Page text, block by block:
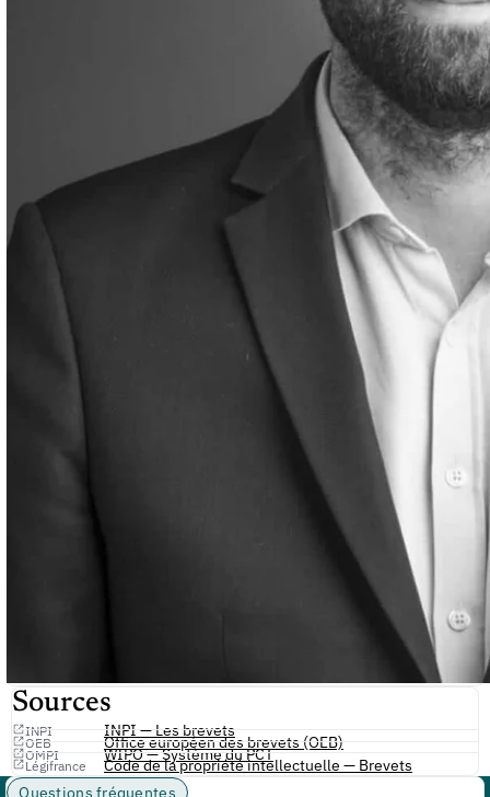
Sources
INPI INPI — Les brevets
OEB Office européen des brevets (OEB)
OMPI WIPO — Système du PCT
Légifrance
Code de la propriété intellectuelle — Brevets
Questions fréquentes